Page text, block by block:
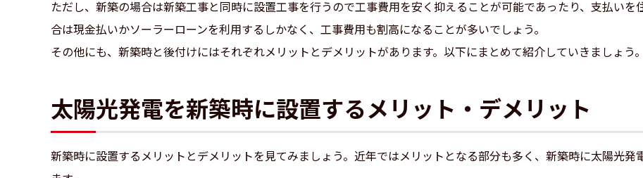
ただし、新築の場合は新築工事と同時に設置工事を行うので工事費用を安く抑えることが可能であったり、支払い
合は現金払いかソーラーローンを利用するしかなく、工事費用も割高になることが多いでしょう。
その他にも、新築時と後付けにはそれぞれメリットとデメリットがあります。以下にまとめて紹介していきましょう。
太陽光発電を新築時に設置するメリット・デメリット
新築時に設置するメリットとデメリットを見てみましょう。近年ではメリットとなる部分も多く、新築時に太陽光